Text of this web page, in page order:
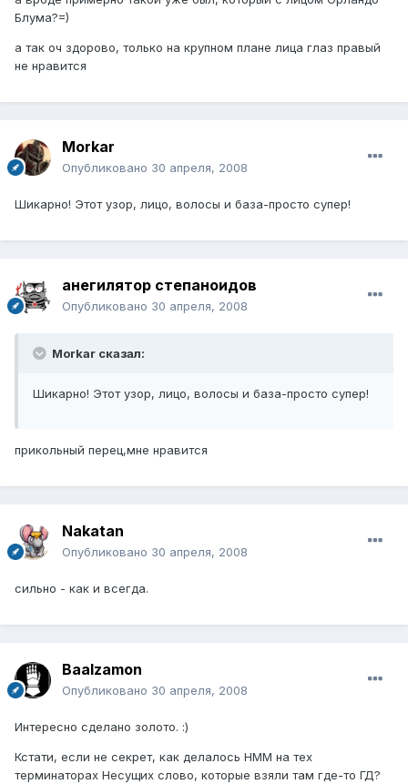
Блума?=)
а так оч здорово, только на крупном плане лица глаз правый
не нравится
Morkar
Опубликовано 30 апреля, 2008
Шикарно! Этот узор, лицо, волосы и база-просто супер!
анегилятор степаноидов
Опубликовано 30 апреля, 2008
Morkar сказал:
Шикарно! Этот узор, лицо, волосы и база-просто супер!
прикольный перец,мне нравится
Nakatan
Опубликовано 30 апреля, 2008
cильно - как и всегда.
Baalzamon
Опубликовано 30 апреля, 2008
Интересно сделано золото. :)
Кстати, если не секрет, как делалось НММ на тех
терминаторах Несущих слово, которые взяли там где-то ГД?